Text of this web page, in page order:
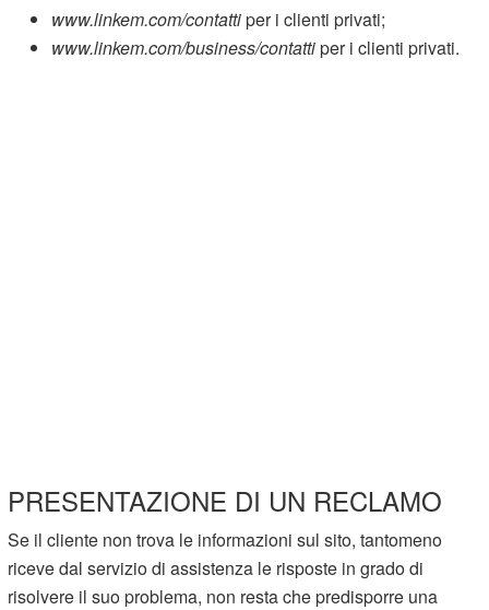
www.linkem.com/contattiper i clienti privati;
www.linkem.com/business/contattiper i clienti privati.
PRESENTAZIONE DI UN RECLAMO
Se il cliente non trova le informazioni sul sito, tantomeno
riceve dal servizio di assistenza le risposte in grado di
risolvere il suo problema, non resta che predisporre una